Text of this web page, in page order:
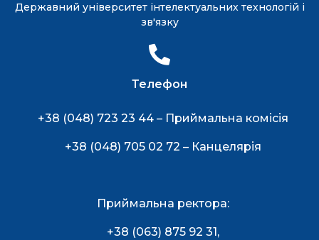
Державний університет інтелектуальних технологій і
зв'язку
Телефон
+38 (048) 723 23 44 – Приймальна комісія
+38 (048) 705 02 72 – Канцелярія
Приймальна ректора:
+38 (063) 875 92 31 ,